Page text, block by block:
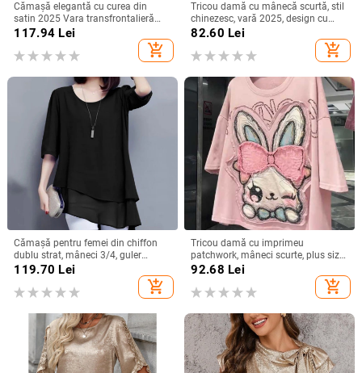
Cămașă elegantă cu curea din
satin 2025 Vara transfrontalieră
Îmbrăcăminte pentru femei
Aliexpress Amazon Casual Confort
Independent Station
117.94 Lei
add_shopping_cart
Tricou damă cu mânecă scurtă, stil
chinezesc, vară 2025, design cu
funda și bretele, croială Slim, top
82.60 Lei
add_shopping_cart
Cămașă pentru femei din chiffon
dublu strat, mâneci 3/4, guler
rotund, croială lejeră, lungime
119.70 Lei
add_shopping_cart
Tricou damă cu imprimeu
patchwork, mâneci scurte, plus size,
croială lejeră, vară 2025
92.68 Lei
add_shopping_cart